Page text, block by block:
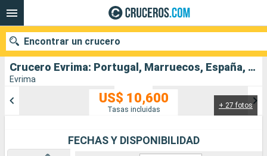
Crucero Evrima: Portugal, Marruecos, España, Colombia salida desde Lisboa
Evrima
+ 27 fotos
US$ 10,600
Tasas incluidas
FECHAS Y DISPONIBILIDAD
Encontrar un crucero